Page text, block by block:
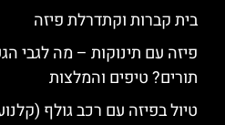
בית קברות וקתדרלת פיזה
פיזה עם תינוקות – מה לגבי
תורים? טיפים והמלצות
טיול בפיזה עם רכב גולף